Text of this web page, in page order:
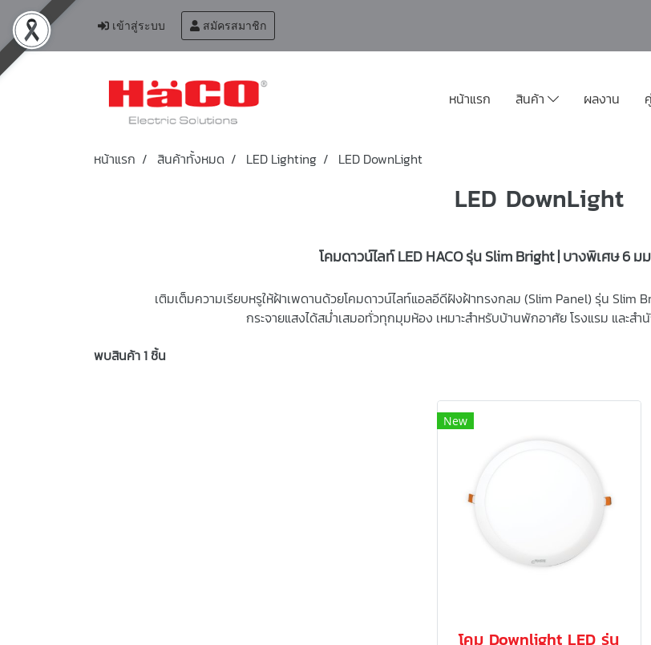
เข้าสู่ระบบ สมัครสมาชิก
หน้าแรก สินค้า ผลงาน
หน้าแรก สินค้าทั้งหมด LED Lighting LED DownLight
LED DownLight
โคมดาวน์ไลท์ LED HACO รุ่น Slim Bright | บางพิเศษ 6 ม
เติมเต็มความเรียบหรูให้ฝ้าเพดานด้วยโคมดาวน์ไลท์แอลอีดีฝังฝ้าทรงกลม (Slim Panel) รุ่น Slim
กระจายแสงได้สม่ำเสมอทั่วทุกมุมห้อง เหมาะสำหรับบ้านพักอาศัย โรงแรม และส
พบสินค้า 1 ชิ้น
New
โคม Downlight LED รุ่น